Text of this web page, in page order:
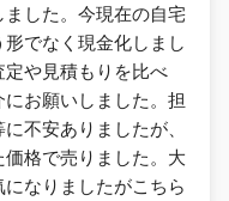
した。今現在の自宅
でなく現金化しまし
や見積もりを比べ
お願いしました。担
不安ありましたが、
格で売りました。大
なりましたがこちら